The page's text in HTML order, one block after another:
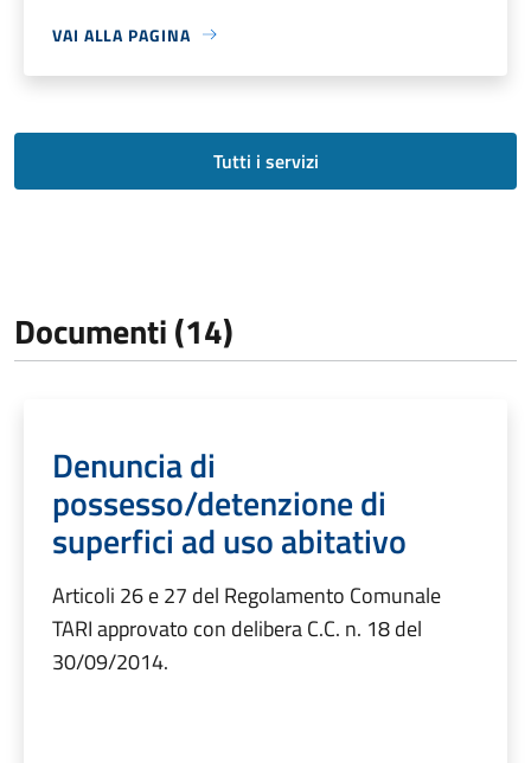
VAI ALLA PAGINA
Tutti i servizi
Documenti (14)
Denuncia di
possesso/detenzione di
superfici ad uso abitativo
Articoli 26 e 27 del Regolamento Comunale
TARI approvato con delibera C.C. n. 18 del
30/09/2014.